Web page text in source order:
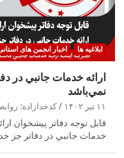
ابلاغیه ها اخبار انجمن های
ارائه خدمات جانبي در
نمي‌باشد
۱۱ تیر ۱۴۰۲ کدخدازاده؛
قابل توجه دفاتر پیشخوان
خدمات جانبي در دفاتر جز